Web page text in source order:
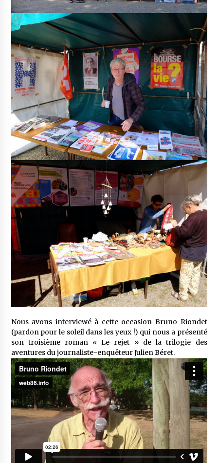
Nous avons interviewé à cette occasion Bruno Riondet
(pardon pour le soleil dans les yeux !) qui nous a présenté
son troisième roman « Le rejet » de la trilogie des
aventures du journaliste-enquêteur Julien Béret.